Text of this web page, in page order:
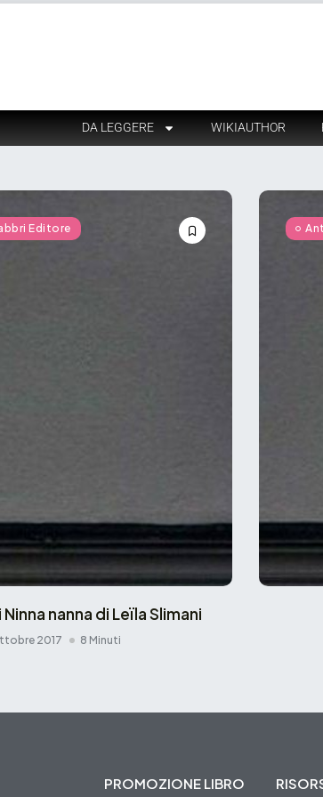
DA LEGGERE WIKIAUTHOR
Editore
nanna di Leïla Slimani
2017 8 Minuti
PROMOZIONE LIBRO